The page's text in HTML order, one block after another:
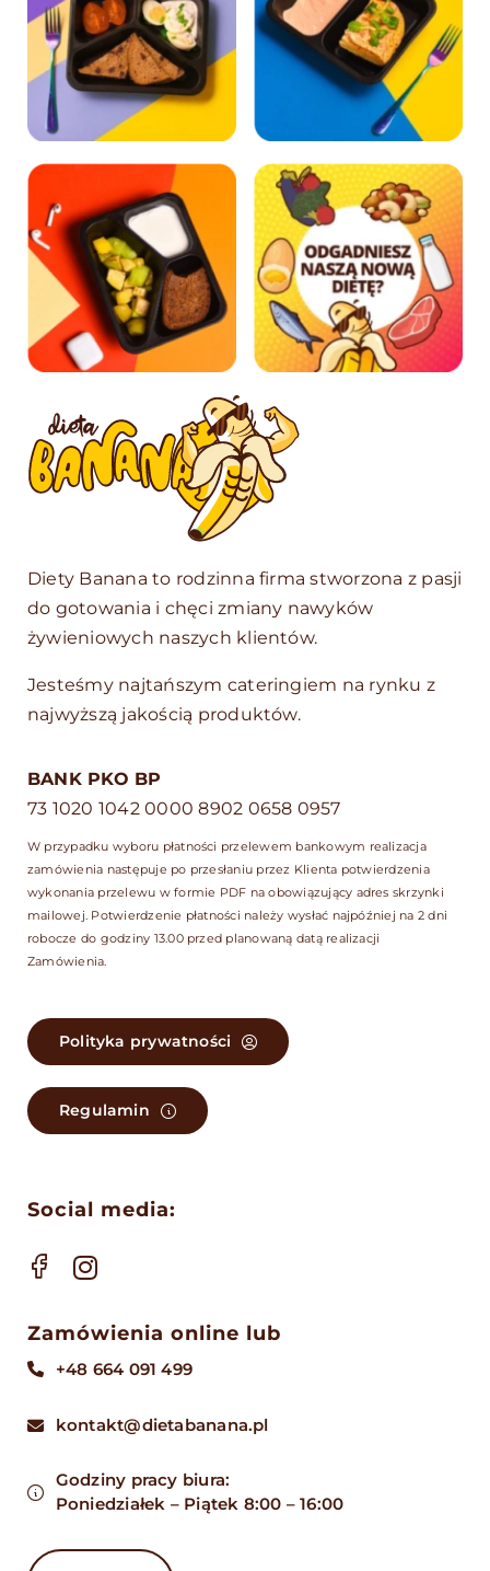
Diety Banana to rodzinna firma stworzona z pasji
do gotowania i chęci zmiany nawyków
żywieniowych naszych klientów.
Jesteśmy najtańszym cateringiem na rynku z
najwyższą jakością produktów.
BANK PKO BP
73 1020 1042 0000 8902 0658 0957
W przypadku wyboru płatności przelewem bankowym realizacja
zamówienia następuje po przesłaniu przez Klienta potwierdzenia
wykonania przelewu w formie PDF na obowiązujący adres skrzynki
mailowej. Potwierdzenie płatności należy wysłać najpóźniej na 2 dni
robocze do godziny 13.00 przed planowaną datą realizacji
Zamówienia.
Polityka prywatności
Regulamin
Navigation
Dostawa
Social media:
Zamówienia online lub
+48 664 091 499
kontakt@dietabanana.pl
Godziny pracy biura:
Poniedziałek – Piątek 8:00 – 16:00